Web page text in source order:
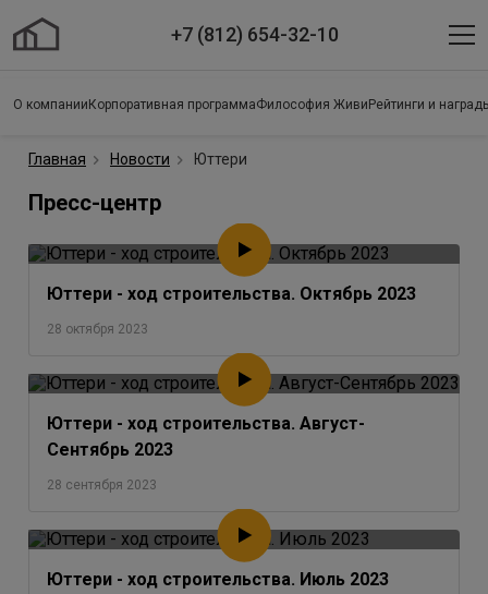
+7 (812) 654-32-10
О компании Корпоративная программаФилософия Живи Рейтинги и
Главная Новости Юттери
Пресс-центр
Юттери - ход строительства. Октябрь 2023
28 октября 2023
Юттери - ход строительства. Август-
Сентябрь 2023
28 сентября 2023
Юттери - ход строительства. Июль 2023